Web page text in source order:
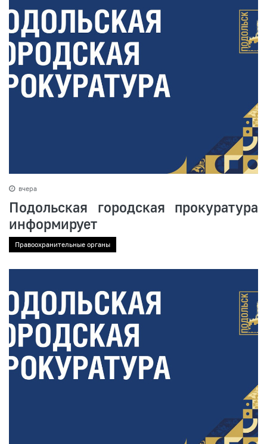
вчера
Подольская городская прокуратура
информирует
Правоохранительные органы